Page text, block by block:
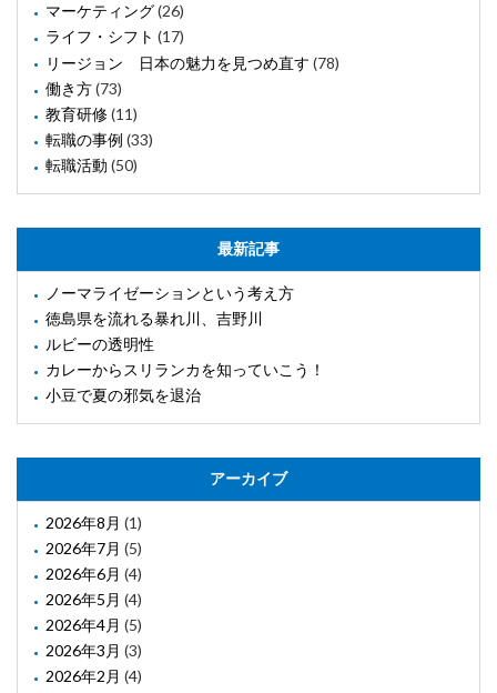
マーケティング(26)
ライフ・シフト (17)
リージョン 日本の魅力を見つめ直す (78)
働き方(73)
教育研修(11)
転職の事例 (33)
転職活動 (50)
最新記事
ノーマライゼーションという考え方
徳島県を流れる暴れ川、吉野川
ルビーの透明性
カレーからスリランカを知っていこう！
小豆で夏の邪気を退治
アーカイブ
2026年8月 (1)
2026年7月 (5)
2026年6月 (4)
2026年5月 (4)
2026年4月 (5)
2026年3月 (3)
2026年2月 (4)